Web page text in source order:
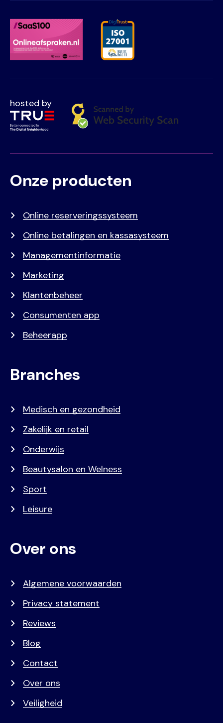
hosted by
Voet
Primair
Onze producten
Online reserveringssysteem
Online betalingen en kassasysteem
Managementinformatie
Marketing
Klantenbeheer
Consumenten app
Beheerapp
Branches
Medisch en gezondheid
Zakelijk en retail
Onderwijs
Beautysalon en Welness
Sport
Leisure
Over ons
Algemene voorwaarden
Privacy statement
Reviews
Blog
Contact
Over ons
Veiligheid